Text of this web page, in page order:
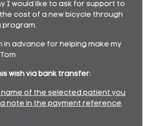
I would like to ask for support to
cost of a new bicycle through
program.
in advance for helping make my
wish via bank transfer:
name of the selected patient you
note in the payment reference.